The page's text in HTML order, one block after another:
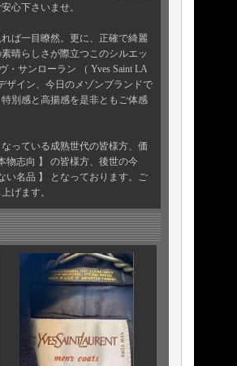
心下さいませ。
ば一目瞭然。更に、正確で綺麗
晴らしさが際立つこのシルエッ
・サンローラン （ Yves Saint LA
ザイン、今日のメゾンブランドで
別感と高揚感を是非ともご体感
っている成熟世代の皆様方、価
物志向 】 の皆様方、後世の今
い名品 】 となっております。ご
げます。